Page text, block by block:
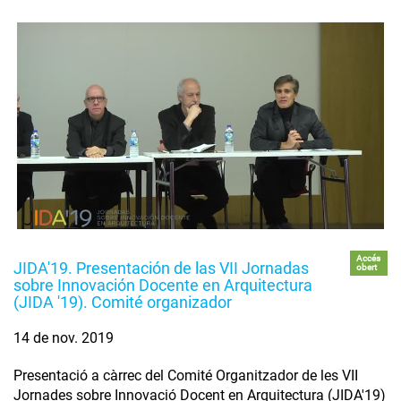
JIDA'19. Presentación de las VII Jornadas
sobre Innovación Docente en Arquitectura
(JIDA '19). Comité organizador
Accés
obert
14 de nov. 2019
Presentació a càrrec del Comité Organitzador de les VII
Jornades sobre Innovació Docent en Arquitectura (JIDA'19)